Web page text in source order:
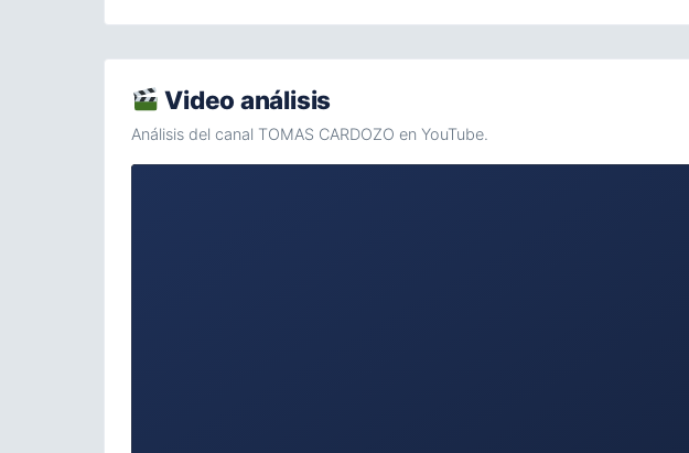
Video análisis
Análisis del canal TOMAS CARDOZO en YouTube.